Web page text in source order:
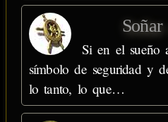
Si en el sueño
símbolo de seguridad y
lo tanto, lo que…